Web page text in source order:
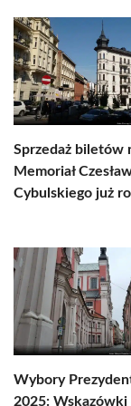
Sprzedaż biletów
Memoriał
Cybulskiego już
Wybory
2025: Wskazówki